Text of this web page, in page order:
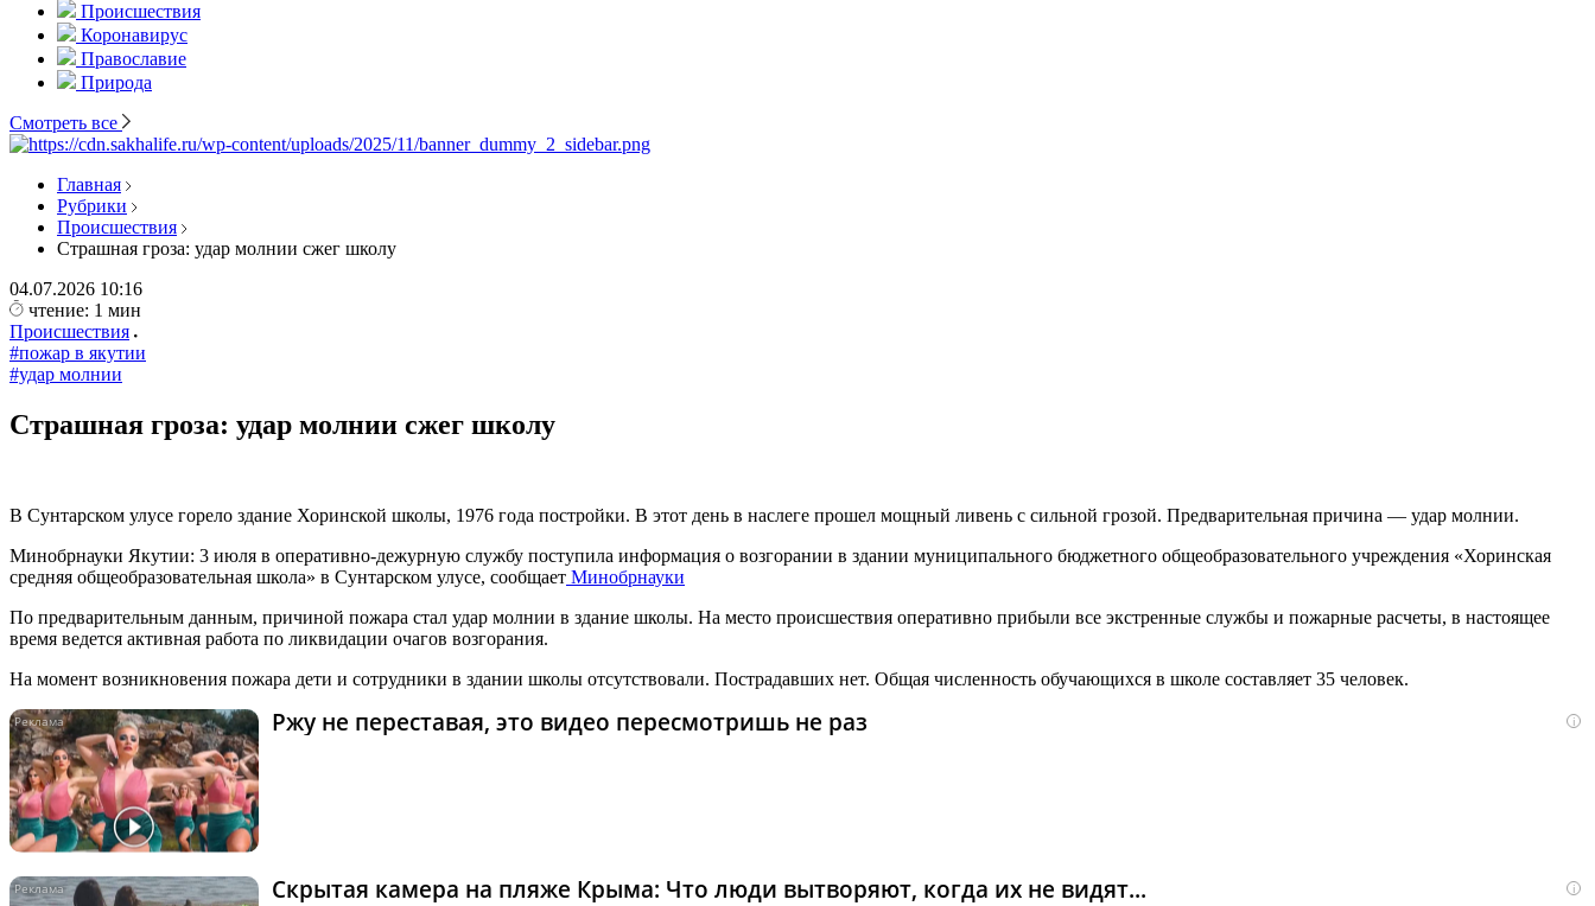
Происшествия
Коронавирус
Православие
Природа
Смотреть все
Главная
Рубрики
Происшествия
Страшная гроза: удар молнии сжег школу
04.07.2026 10:16
чтение: 1 мин
Происшествия
#пожар в якутии
#удар молнии
Страшная гроза: удар молнии сжег школу
В Сунтарском улусе горело здание Хоринской школы, 1976 года постройки. В этот день в наслеге прошел мощный ливень с сильной грозой. Предварительная причина — удар молнии.
Минобрнауки Якутии: 3 июля в оперативно-дежурную службу поступила информация о возгорании в здании муниципального бюджетного общеобразовательного учреждения «Хоринская
средняя общеобразовательная школа» в Сунтарском улусе, сообщает Минобрнауки
По предварительным данным, причиной пожара стал удар молнии в здание школы. На место происшествия оперативно прибыли все экстренные службы и пожарные расчеты, в настоящее
время ведется активная работа по ликвидации очагов возгорания.
На момент возникновения пожара дети и сотрудники в здании школы отсутствовали. Пострадавших нет. Общая численность обучающихся в школе составляет 35 человек.
i
Ржу не переставая, это видео пересмотришь не раз
i
Скрытая камера на пляже Крыма: Что люди вытворяют, когда их не видят...